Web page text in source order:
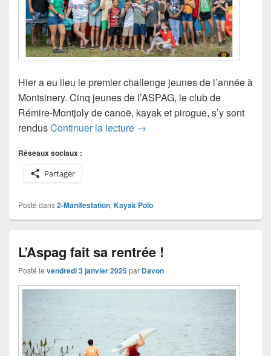
Hier a eu lieu le premier challenge jeunes de l’année à
Montsinery. Cinq jeunes de l’ASPAG, le club de
Rémire-Montjoly de canoë, kayak et pirogue, s’y sont
rendusContinuer la lecture Premier challenge jeunes de
→
Réseaux sociaux :
Partager
Posté dans2-Manifestation, Kayak Polo
L’Aspag fait sa rentrée !
Posté le vendredi 3 janvier 2025par Davon